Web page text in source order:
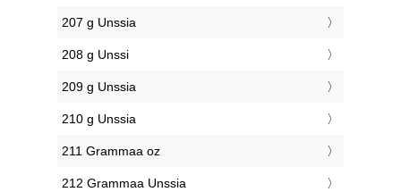
207 g Unssia
208 g Unssi
209 g Unssia
210 g Unssia
211 Grammaa oz
212 Grammaa Unssia